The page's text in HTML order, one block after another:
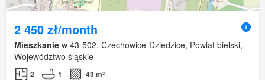
2 450 zł/month
Mieszkanie w 43-502, Czechowice-Dziedzice, Powiat bielski,
Województwo śląskie
2 1 43 m²